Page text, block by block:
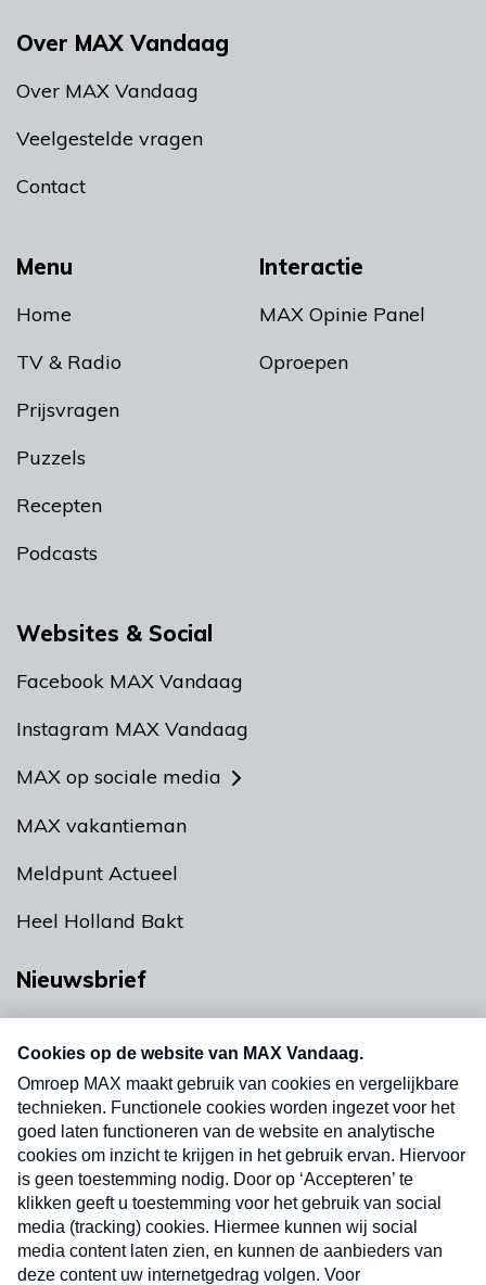
Menu
Home
TV & Radio
Prijsvragen
Puzzels
Recepten
Podcasts
Interactie
MAX Opinie Panel
Oproepen
Over MAX Vandaag
Over MAX Vandaag
Veelgestelde vragen
Contact
Websites & Social
Facebook MAX Vandaag
Instagram MAX Vandaag
MAX op sociale media
MAX vakantieman
Meldpunt Actueel
Heel Holland Bakt
Nieuwsbrief
nieuwsbrief. Elke vrijdag- en dinsdagochtend in
uw mailbox.
Verzend